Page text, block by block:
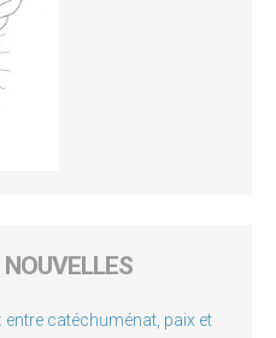
NOUVELLES
entre catéchuménat, paix et